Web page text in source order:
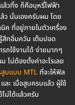
ล้วทิ้ง ก็คือบุหรี่ไฟฟ้า
ว นั่นเองครับผม โดย
ค ที่อยู่ภายในตัวเครื่อง
สึกอิ่มควัน เต็มปอด
ถใช้งานได้ ง่ายมากๆ
ไม่ต้องตั้งค่าอะไรเลย
สูบแบบ MTL ที่จะให้ฟิล
ะ เมื่อสูบครบแล้ว ผู้ใช้
ม่ได้แล้วครับ